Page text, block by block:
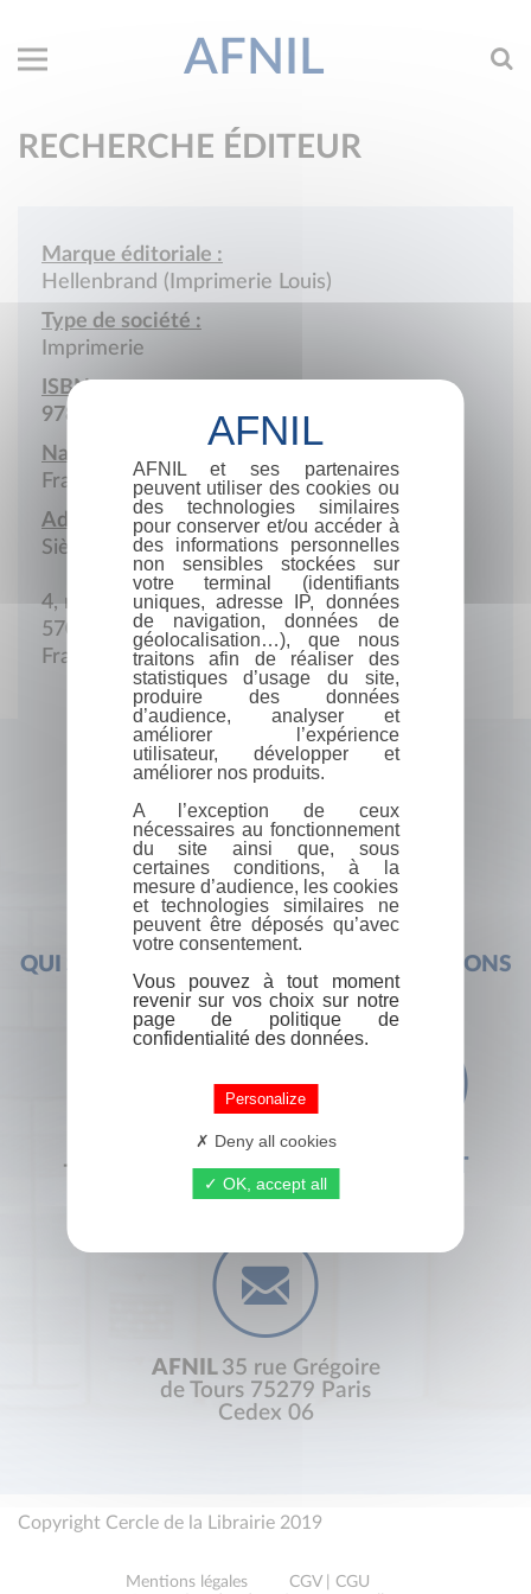
AFNIL
RECHERCHE ÉDITEUR
Marque éditoriale :
Hellenbrand (Imprimerie Louis)
Type de société :
Imprimerie
ISBN :
978-2-901071
Nationalité :
France
Adresse :
Siège social
4, rue des Trinitaires
57000 Metz
France
QUI SOMMES-NOUS ? FOIRE AUX QUESTIONS
+33 (0) 1 44 41 29 19 CONTACT
AFNIL 35 rue Grégoire
de Tours 75279 Paris
Cedex 06
Copyright Cercle de la Librairie 2019
Mentions légales
CGV | CGU
AFNIL et ses partenaires
peuvent utiliser des cookies ou
des technologies similaires
pour conserver et/ou accéder à
des informations personnelles
non sensibles stockées sur
votre terminal (identifiants
uniques, adresse IP, données
de navigation, données de
géolocalisation…), que nous
traitons afin de réaliser des
statistiques d’usage du site,
produire des données
d’audience, analyser et
améliorer l’expérience
utilisateur, développer et
améliorer nos produits.
A l’exception de ceux
nécessaires au fonctionnement
du site ainsi que, sous
certaines conditions, à la
mesure d’audience, les cookies
et technologies similaires ne
peuvent être déposés qu’avec
votre consentement.
Vous pouvez à tout moment
revenir sur vos choix sur notre
page de politique de
confidentialité des données.
Personalize
Deny all cookies
OK, accept all